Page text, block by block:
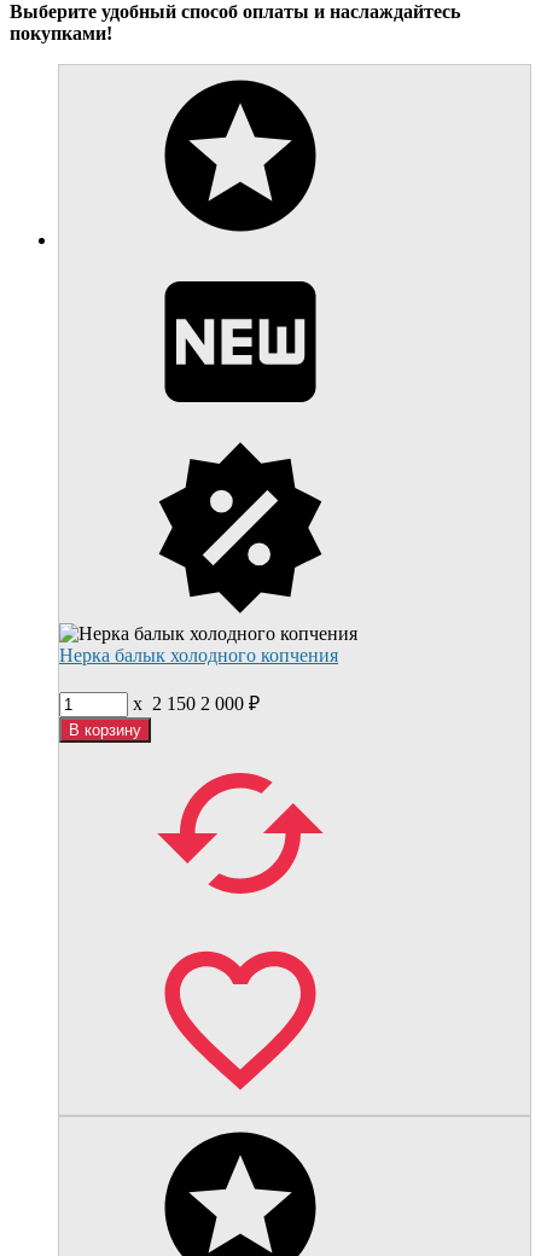
Выберите удобный способ оплаты и наслаждайтесь
покупками!
Нерка балык холодного копчения
x 2 150 2 000 ₽